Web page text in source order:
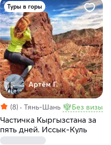
Туры в горы
Артём Г.
(8) Тянь-Шань Без визы
Частичка Кыргызстана за
пять дней. Иссык-Куль